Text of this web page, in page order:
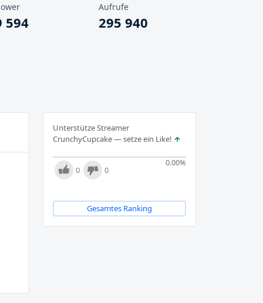
594
Aufrufe
295 940
Unterstütze Streamer
CrunchyCupcake — setze ein Like!
0.00%
0 0
Gesamtes Ranking